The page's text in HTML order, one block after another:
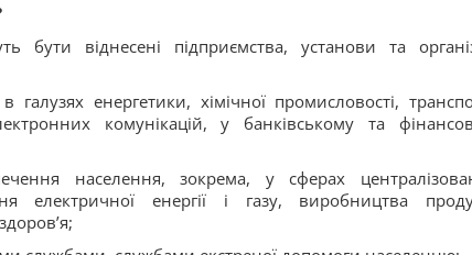
бути віднесені підприємства, установи та
енергетики, хімічної промисловості,
комунікацій, у банківському та
населення, зокрема, у сферах
електричної енергії і газу, виробництва